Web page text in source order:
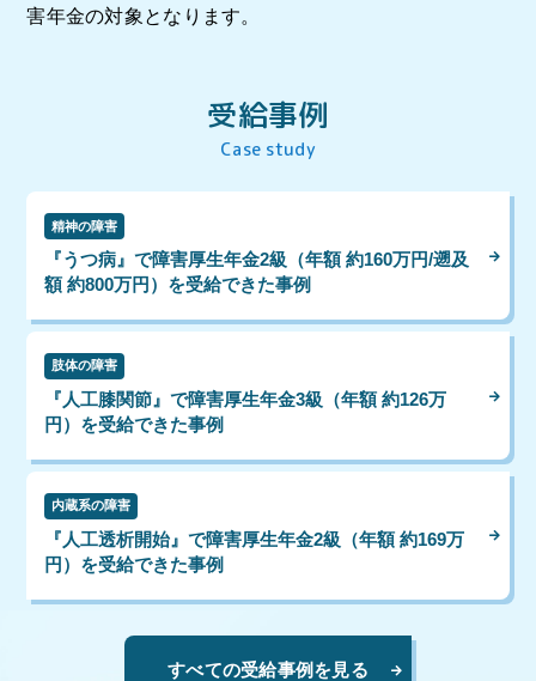
害年金の対象となります。
受給事例
Case study
精神の障害
『うつ病』で障害厚生年金2級（年額 約160万円/遡及
額 約800万円）を受給できた事例
肢体の障害
『人工膝関節』で障害厚生年金3級（年額 約126万
円）を受給できた事例
内蔵系の障害
『人工透析開始』で障害厚生年金2級（年額 約169万
円）を受給できた事例
すべての受給事例を見る